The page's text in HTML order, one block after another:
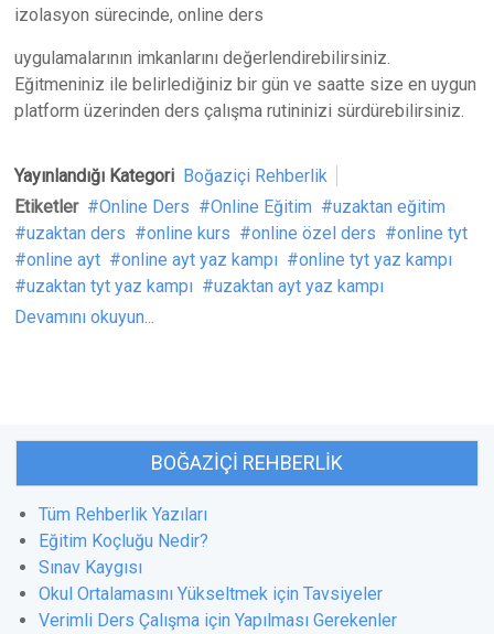
izolasyon sürecinde, online ders
uygulamalarının imkanlarını değerlendirebilirsiniz.
Eğitmeniniz ile belirlediğiniz bir gün ve saatte size en uygun
platform üzerinden ders çalışma rutininizi sürdürebilirsiniz.
Yayınlandığı Kategori Boğaziçi Rehberlik
Etiketler
Online Ders Online Eğitim
uzaktan eğitim
uzaktan ders
online kurs online özel ders
online tyt
online ayt
online ayt yaz kampı
online tyt yaz kampı
uzaktan tyt yaz kampı
uzaktan ayt yaz kampı
Devamını okuyun...
BOĞAZIÇI REHBERLIK
Tüm Rehberlik Yazıları
Eğitim Koçluğu Nedir?
Sınav Kaygısı
Okul Ortalamasını Yükseltmek için Tavsiyeler
Verimli Ders Çalışma için Yapılması Gerekenler